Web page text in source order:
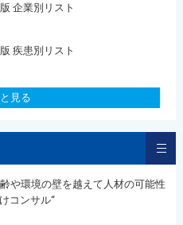
企業別リスト
疾患別リスト
見る
や環境の壁を越えて人材の可能性
コンサル“